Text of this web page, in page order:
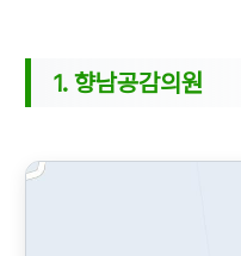
1. 향남공감의원